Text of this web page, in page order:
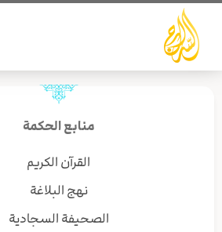
تخطي
المحتوى
منابع الحكمة
القرآن الكريم
نهج البلاغة
الصحيفة السجادية